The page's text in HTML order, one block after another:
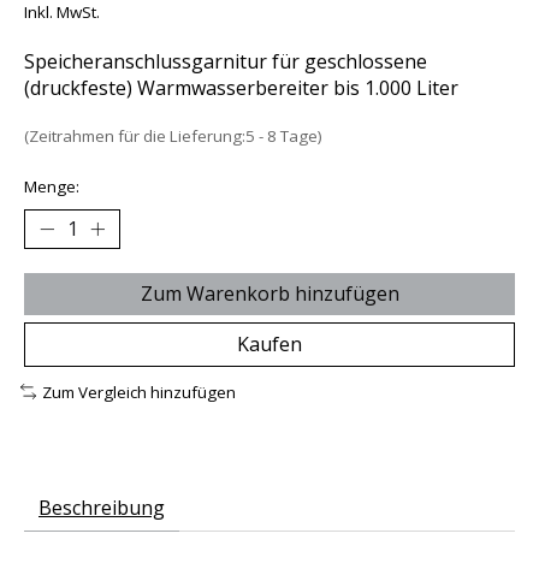
Inkl. MwSt.
Speicheranschlussgarnitur für geschlossene
(druckfeste) Warmwasserbereiter bis 1.000 Liter
(Zeitrahmen für die Lieferung:5 - 8 Tage)
Menge:
Zum Warenkorb hinzufügen
Kaufen
Zum Vergleich hinzufügen
Beschreibung